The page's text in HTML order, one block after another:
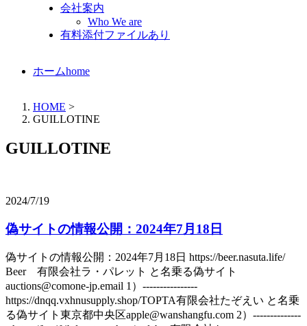
会社案内
Who We are
有料添付ファイルあり
ホームhome
HOME >
GUILLOTINE
GUILLOTINE
2024/7/19
偽サイトの情報公開：2024年7月18日
偽サイトの情報公開：2024年7月18日 https://beer.nasuta.life/
Beer 有限会社ラ・パレット と名乗る偽サイト
auctions@comone-jp.email 1）----------------
https://dnqq.vxhnusupply.shop/TOPTA有限会社たぞえい と名乗
る偽サイト東京都中央区apple@wanshangfu.com 2）--------------